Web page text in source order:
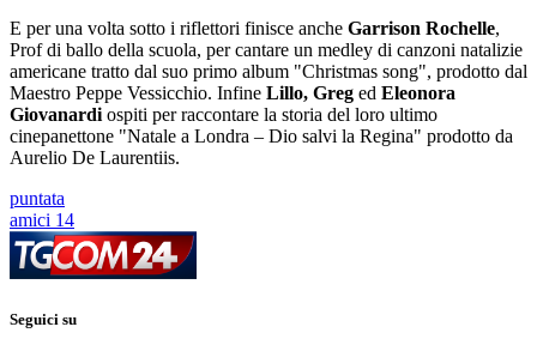
E per una volta sotto i riflettori finisce anche Garrison Rochelle,
Prof di ballo della scuola, per cantare un medley di canzoni natalizie
americane tratto dal suo primo album "Christmas song", prodotto dal
Maestro Peppe Vessicchio. Infine Lillo, Greg ed Eleonora
Giovanardi ospiti per raccontare la storia del loro ultimo
cinepanettone "Natale a Londra – Dio salvi la Regina" prodotto da
Aurelio De Laurentiis.
puntata
amici 14
Seguici su